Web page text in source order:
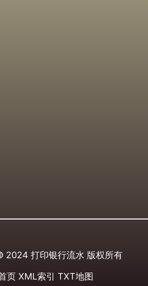
2024 打印银行流水 版权所有
页 XML索引 TXT地图